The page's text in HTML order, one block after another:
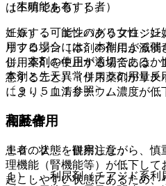
は不明である）］。
１０）． エンパグリフロジン
リフロジン［本剤の作用が減弱
併用薬剤を中止する場合には
意すること）（併用薬剤がリチ
により、血清リチウム濃度が低
高齢者
患者の状態を観察しながら、
理機能（腎機能等）が低下し
起こしやすい状態にあるため
（生殖能を有する者）
妊娠する可能性のある女性：
用する場合には、本剤による
し、本剤の使用が適切である
本剤と先天異常リスクの用量反
〔９．５．１参照〕。
相互作用
１０．２． 併用注意：
１）． 利尿剤（チアジド系利